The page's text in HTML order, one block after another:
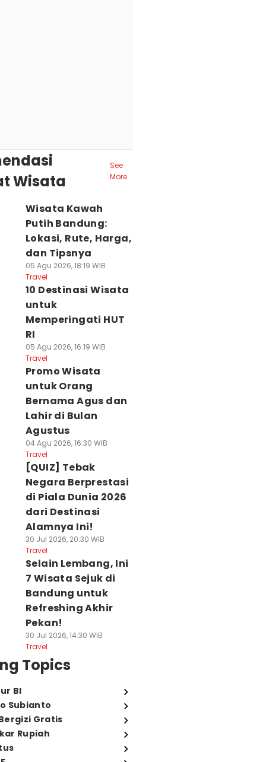
Wisata
See
More
Wisata Kawah
Putih Bandung:
Lokasi, Rute, Harga,
dan Tipsnya
05 Agu 2026, 18:19 WIB
Travel
10 Destinasi Wisata
untuk
Memperingati HUT
RI
05 Agu 2026, 16:19 WIB
Travel
Promo Wisata
untuk Orang
Bernama Agus dan
Lahir di Bulan
Agustus
04 Agu 2026, 16:30 WIB
Travel
[QUIZ] Tebak
Negara Berprestasi
di Piala Dunia 2026
dari Destinasi
Alamnya Ini!
30 Jul 2026, 20:30 WIB
Travel
Selain Lembang, Ini
7 Wisata Sejuk di
Bandung untuk
Refreshing Akhir
Pekan!
30 Jul 2026, 14:30 WIB
Travel
Topics
BI
Subianto
Gratis
Rupiah